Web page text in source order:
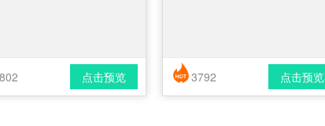
格： 时尚 / 简洁 / 应届生
点击预览
简历风格： 时尚 / 简洁 / 应届生
点击预览
3792